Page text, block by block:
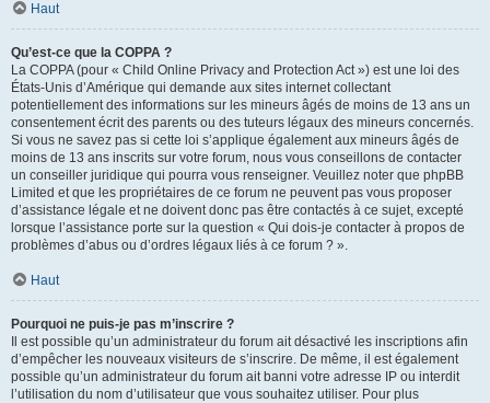
Haut
Qu’est-ce que la COPPA ?
La COPPA (pour « Child Online Privacy and Protection Act ») est une loi des
États-Unis d’Amérique qui demande aux sites internet collectant
potentiellement des informations sur les mineurs âgés de moins de 13 ans un
consentement écrit des parents ou des tuteurs légaux des mineurs concernés.
Si vous ne savez pas si cette loi s’applique également aux mineurs âgés de
moins de 13 ans inscrits sur votre forum, nous vous conseillons de contacter
un conseiller juridique qui pourra vous renseigner. Veuillez noter que phpBB
Limited et que les propriétaires de ce forum ne peuvent pas vous proposer
d’assistance légale et ne doivent donc pas être contactés à ce sujet, excepté
lorsque l’assistance porte sur la question « Qui dois-je contacter à propos de
problèmes d’abus ou d’ordres légaux liés à ce forum ? ».
Haut
Pourquoi ne puis-je pas m’inscrire ?
Il est possible qu’un administrateur du forum ait désactivé les inscriptions afin
d’empêcher les nouveaux visiteurs de s’inscrire. De même, il est également
possible qu’un administrateur du forum ait banni votre adresse IP ou interdit
l’utilisation du nom d’utilisateur que vous souhaitez utiliser. Pour plus